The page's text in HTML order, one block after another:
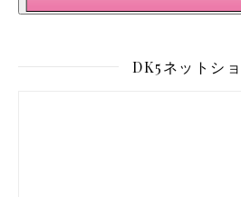
DK5ネットシ